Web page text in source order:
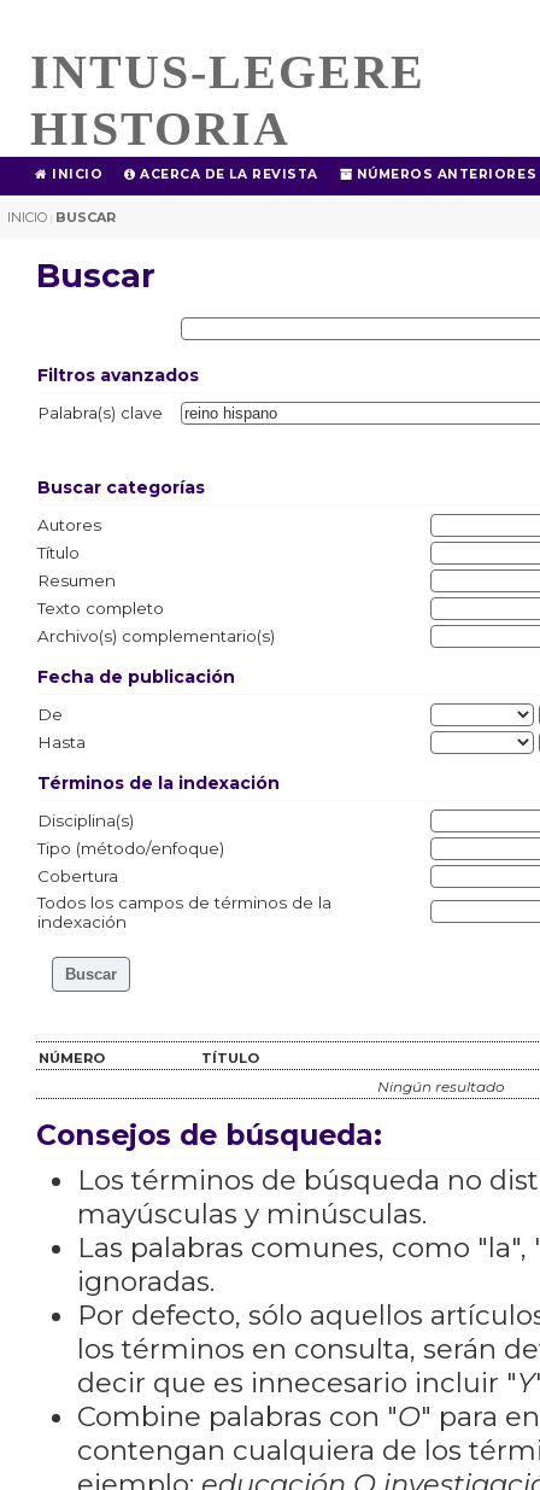
INTUS-LEGERE
HISTORIA
INICIO ACERCA DE LA REVISTA NÚMEROS ANTERIORES
INICIO | BUSCAR
Buscar
Filtros avanzados
Palabra(s) clave
Buscar categorías
Autores
Título
Resumen
Texto completo
Archivo(s) complementario(s)
Fecha de publicación
De
Hasta
Términos de la indexación
Disciplina(s)
Tipo (método/enfoque)
Cobertura
Todos los campos de términos de la
indexación
NÚMERO TÍTULO
Ningún resultado
Consejos de búsqueda:
Los términos de búsqueda no
mayúsculas y minúsculas.
Las palabras comunes, como "la",
ignoradas.
Por defecto, sólo aquellos
los términos en consulta, serán
decir que es innecesario incluir "Y
Combine palabras con "O" para
contengan cualquiera de los